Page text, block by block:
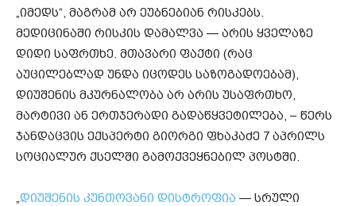
„იმედს“, მაგრამ არ ეუბნებიან რისკებს.
მედიცინაში რისკის დამალვა — არის ყველაზე
დიდი საფრთხე. მთავარი ფაქტი (რაც
აუცილებლად უნდა იცოდეს საზოგადოებამ),
დიუშენის მკურნალობა არ არის უსაფრთხო,
მარტივი ან ერთჯერადი გადაწყვეტილება, – წერს
ჯანდაცვის ექსპერტი გიორგი ფხაკაძე 7 აპრილს
სოციალურ ქსელში გამოქვეყნებილ პოსტში.
„დიუშენის კუნთოვანი დისტროფია — სრული